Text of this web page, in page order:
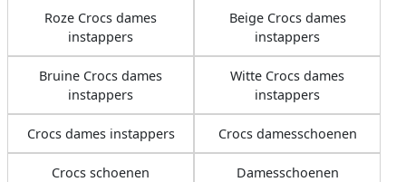
Roze Crocs dames
instappers
Beige Crocs dames
instappers
Bruine Crocs dames
instappers
Witte Crocs dames
instappers
Crocs dames instappers Crocs damesschoenen
Crocs schoenen Damesschoenen